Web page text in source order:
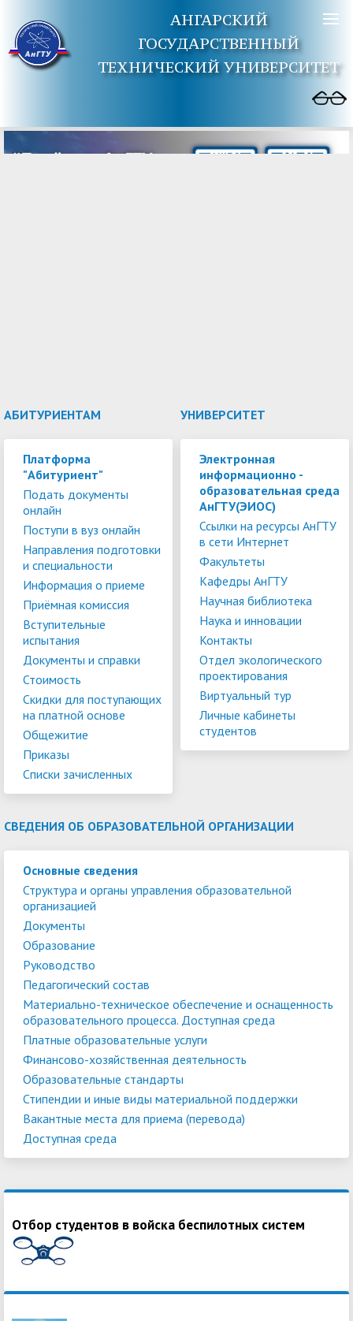
АНГАРСКИЙ
ГОСУДАРСТВЕННЫЙ
ТЕХНИЧЕСКИЙ УНИВЕРСИТЕТ
АБИТУРИЕНТАМ
Платформа
"Абитуриент"
Подать документы
онлайн
Поступи в вуз онлайн
Направления подготовки
и специальности
Информация о приеме
Приёмная комиссия
Вступительные
испытания
Документы и справки
Стоимость
Скидки для поступающих
на платной основе
Общежитие
Приказы
Списки зачисленных
УНИВЕРСИТЕТ
Электронная
информационно -
образовательная среда
АнГТУ(ЭИОС)
Ссылки на ресурсы АнГТУ
в сети Интернет
Факультеты
Кафедры АнГТУ
Научная библиотека
Наука и инновации
Контакты
Отдел экологического
проектирования
Виртуальный тур
Личные кабинеты
студентов
СВЕДЕНИЯ ОБ ОБРАЗОВАТЕЛЬНОЙ ОРГАНИЗАЦИИ
Основные сведения
Структура и органы управления образовательной
организацией
Документы
Образование
Руководство
Педагогический состав
Материально-техническое обеспечение и оснащенность
образовательного процесса. Доступная среда
Платные образовательные услуги
Финансово-хозяйственная деятельность
Образовательные стандарты
Стипендии и иные виды материальной поддержки
Вакантные места для приема (перевода)
Доступная среда
Отбор студентов в войска беспилотных систем